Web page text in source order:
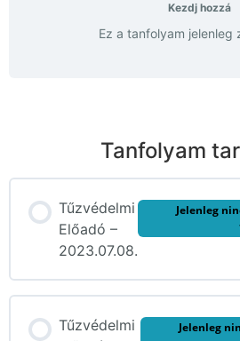
Kezdj hozzá
Ez a tanfolyam jelenleg
Tanfolyam
Tűzvédelmi
Előadó –
2023.07.08.
Jelenleg
Tűzvédelmi
Jelenleg